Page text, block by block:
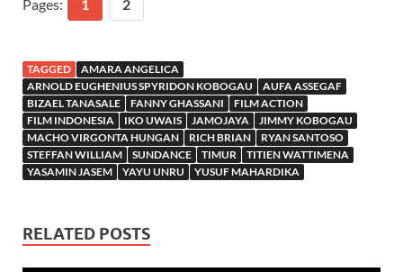
Pages: 1 2
TAGGED
AMARA ANGELICA
ARNOLD EUGHENIUS SPYRIDON KOBOGAU
AUFA ASSEGAF
BIZAEL TANASALE
FANNY GHASSANI
FILM ACTION
FILM INDONESIA
IKO UWAIS JAMOJAYA
JIMMY KOBOGAU
MACHO VIRGONTA HUNGAN
RICH BRIAN
RYAN SANTOSO
STEFFAN WILLIAM
SUNDANCE TIMUR
TITIEN WATTIMENA
YASAMIN JASEM
YAYU UNRU YUSUF MAHARDIKA
RELATED POSTS